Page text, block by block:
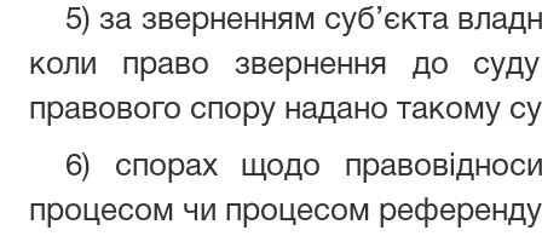
5) за зверненням суб’єкта
коли право звернення до
правового спору надано такому
6) спорах щодо
процесом чи процесом